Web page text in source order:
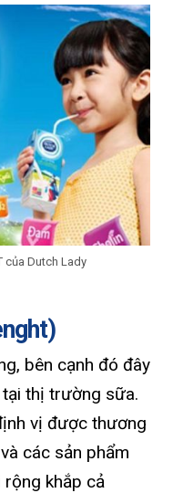
của Dutch Lady
bên cạnh đó đây
thị trường sữa.
vị được thương
các sản phẩm
khắp cả